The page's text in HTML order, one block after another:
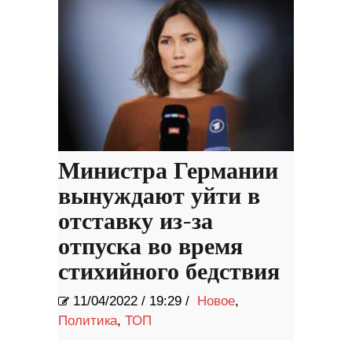
Министра Германии
вынуждают уйти в
отставку из-за
отпуска во время
стихийного бедствия
11/04/2022 / 19:29 / Новое,
Политика, ТОП